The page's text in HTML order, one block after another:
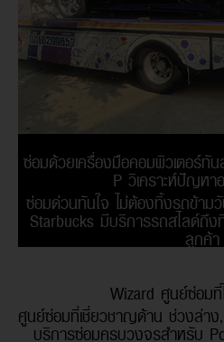
ซ่อมด้วยเครื่องมือคอมพิวเตอร์
P วิเคราะห์ปัญห
ซ่อมด่วนทันใจ ไม่ต้องทิ้งรถข้าม
Starbucks มีบริการรถสไลด์ถึง
ลูกค้า
Wizard ศูนย์ซ่อม
ศูนย์ซ่อมที่เชี่ยวชาญด้าน ช่วงล่าง
บริการซ่อมครบวงจรสำหรับ